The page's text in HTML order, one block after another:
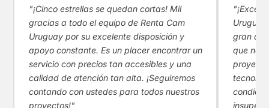
"¡Cinco estrellas se quedan cortas! Mil
gracias a todo el equipo de Renta Cam
Uruguay por su excelente disposición y
apoyo constante. Es un placer encontrar un
servicio con precios tan accesibles y una
calidad de atención tan alta. ¡Seguiremos
contando con ustedes para todos nuestros
proyectos!"
gran
que nos